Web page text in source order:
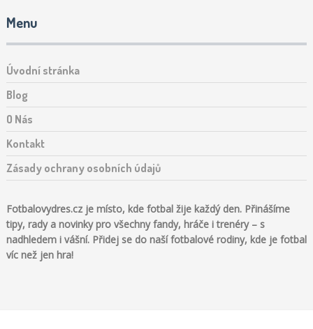
Menu
Úvodní stránka
Blog
O Nás
Kontakt
Zásady ochrany osobních údajů
Fotbalovydres.cz je místo, kde fotbal žije každý den. Přinášíme
tipy, rady a novinky pro všechny fandy, hráče i trenéry – s
nadhledem i vášní. Přidej se do naší fotbalové rodiny, kde je fotbal
víc než jen hra!